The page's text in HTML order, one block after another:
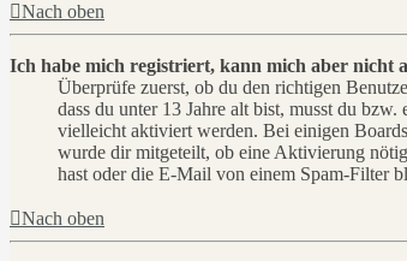
Nach oben
Ich habe mich registriert, kann mich aber nicht
Überprüfe zuerst, ob du den richtigen
dass du unter 13 Jahre alt bist, musst du
vielleicht aktiviert werden. Bei einigen
wurde dir mitgeteilt, ob eine Aktivierung
hast oder die E-Mail von einem Spam-Filter
Nach oben